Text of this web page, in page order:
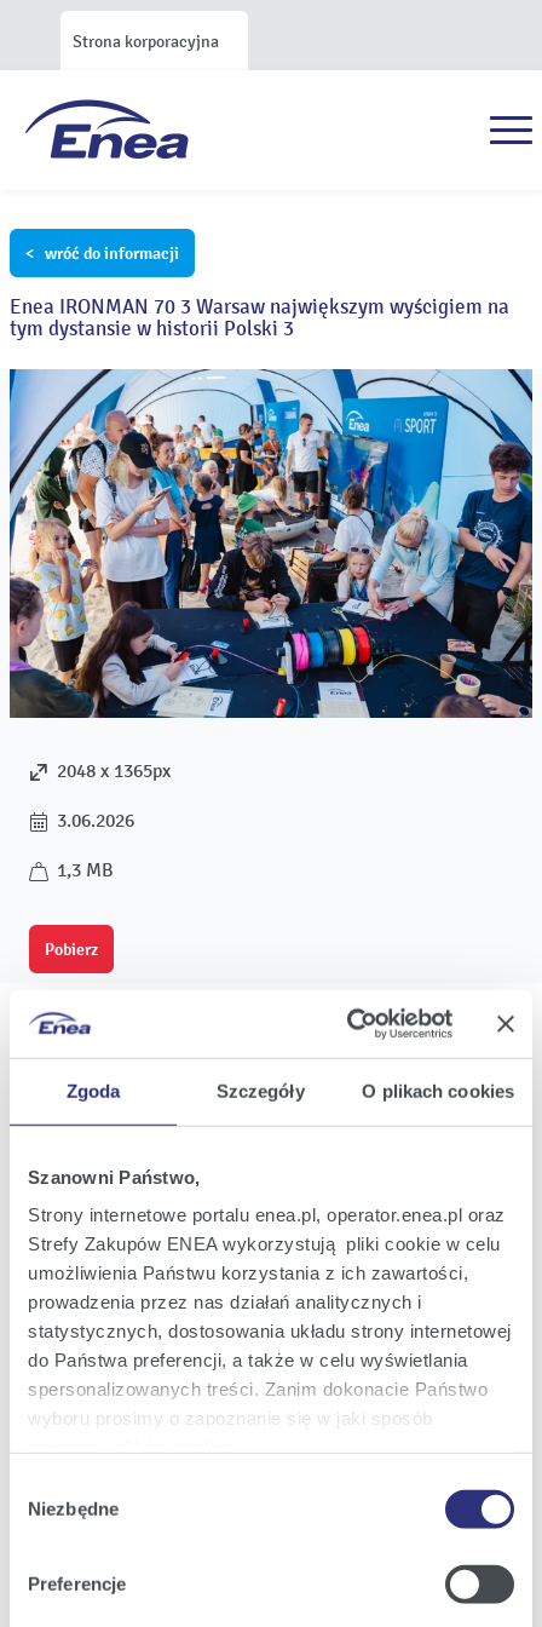
Zgoda Szczegóły O plikach cookies
Szanowni Państwo,
Strony internetowe portalu enea.pl, operator.enea.pl oraz
Strefy Zakupów ENEA wykorzystują pliki cookie w celu
umożliwienia Państwu korzystania z ich zawartości,
prowadzenia przez nas działań analitycznych i
statystycznych, dostosowania układu strony internetowej
do Państwa preferencji, a także w celu wyświetlania
spersonalizowanych treści. Zanim dokonacie Państwo
wyboru prosimy o zapoznanie się w jaki sposób
Szczegółowe informacje na ten temat znajdziecie
Polityce
zgody
Niezbędne
Preferencje
Strona korporacyjna
< wróć do informacji
Enea IRONMAN 70 3 Warsaw największym wyścigiem na
tym dystansie w historii Polski 3
2048 x 1365px
3.06.2026
1,3 MB
Pobierz
Oferta dla Biznesu
Zielona energia dla Małych firm
Instytucje publiczne
Podmioty współpracujące
Obsługa i kontakt